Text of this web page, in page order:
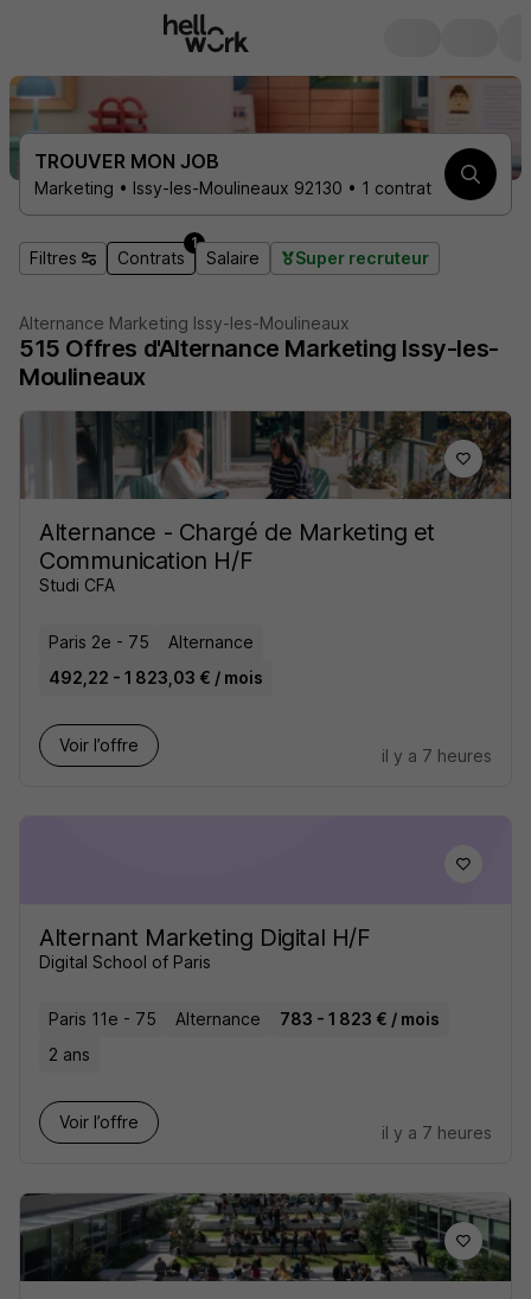
TROUVER MON JOB
Marketing • Issy-les-Moulineaux 92130 • 1 contrat
Filtres Contrats
1
Salaire Super recruteur
Alternance Marketing Issy-les-Moulineaux
515 Offres d'Alternance Marketing Issy-les-
Moulineaux
Alternance - Chargé de Marketing et
Communication H/F
Studi CFA
Paris 2e - 75
Alternance
492,22 - 1 823,03 € / mois
Voir l’offre
il y a 7 heures
Alternant Marketing Digital H/F
Digital School of Paris
Paris 11e - 75 Alternance
783 - 1 823 € / mois
2 ans
Voir l’offre
il y a 7 heures